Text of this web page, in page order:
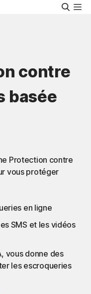
contre
basée
Protection contre
vous protéger
en ligne
SMS et les vidéos
vous donne des
les escroqueries